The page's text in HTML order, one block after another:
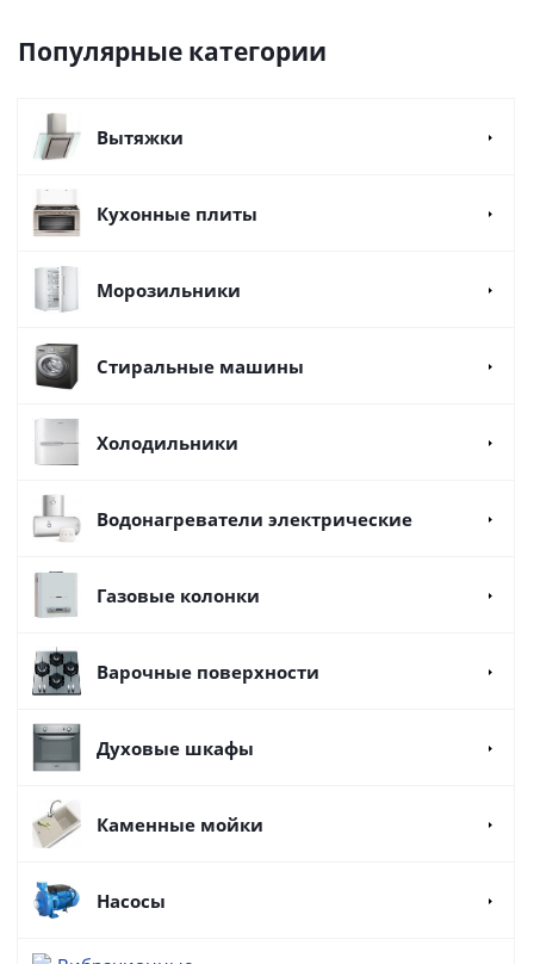
Популярные категории
Вытяжки
Кухонные плиты
Морозильники
Стиральные машины
Холодильники
Водонагреватели электрические
Газовые колонки
Варочные поверхности
Духовые шкафы
Каменные мойки
Насосы